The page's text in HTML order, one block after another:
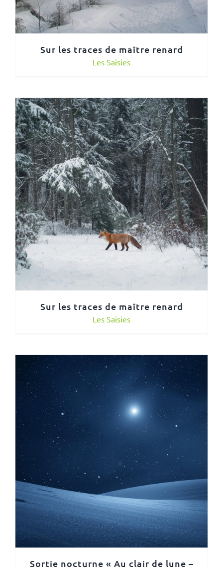
Sur les traces de maître renard
Les Saisies
Sur les traces de maître renard
Les Saisies
Sortie nocturne « Au clair de lune –